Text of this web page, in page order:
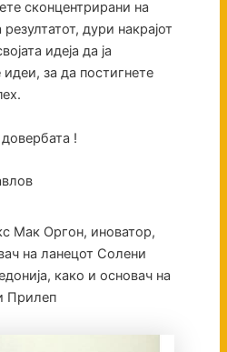
сконцентрирани на
дури накрајот
идеја да ја
за да постигнете
!
Мак Оргон, иноватор,
на ланецот Солени
како и основач на
Прилеп